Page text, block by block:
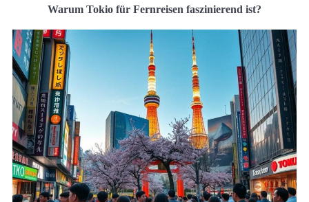
Warum Tokio für Fernreisen faszinierend ist?